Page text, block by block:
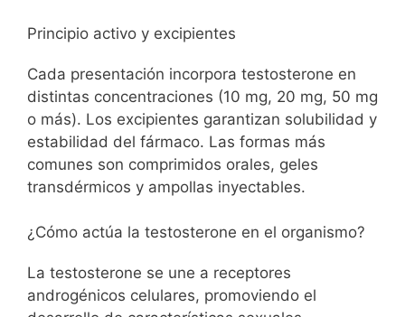
Principio activo y excipientes
Cada presentación incorpora testosterone en
distintas concentraciones (10 mg, 20 mg, 50 mg
o más). Los excipientes garantizan solubilidad y
estabilidad del fármaco. Las formas más
comunes son comprimidos orales, geles
transdérmicos y ampollas inyectables.
¿Cómo actúa la testosterone en el organismo?
La testosterone se une a receptores
androgénicos celulares, promoviendo el